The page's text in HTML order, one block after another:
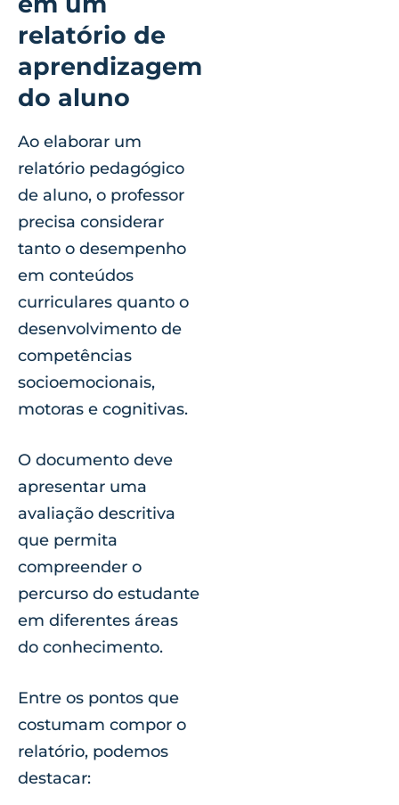
relatório de
aprendizagem
do aluno
Ao elaborar um
relatório pedagógico
de aluno, o professor
precisa considerar
tanto o desempenho
em conteúdos
curriculares quanto o
desenvolvimento de
competências
socioemocionais,
motoras e cognitivas.
O documento deve
apresentar uma
avaliação descritiva
que permita
compreender o
percurso do estudante
em diferentes áreas
do conhecimento.
Entre os pontos que
costumam compor o
relatório, podemos
destacar: